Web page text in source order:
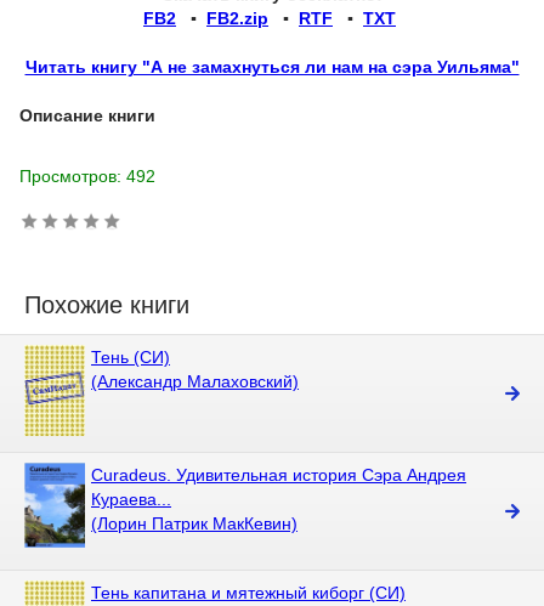
FB2 ▪ FB2.zip ▪ RTF ▪ TXT
Читать книгу "А не замахнуться ли нам на сэра Уильяма"
Описание книги
Просмотров: 492
Похожие книги
Тень (СИ)
(Александр Малаховский)
Curadeus. Удивительная история Сэра Андрея
Кураева...
(Лорин Патрик МакКевин)
Тень капитана и мятежный киборг (СИ)